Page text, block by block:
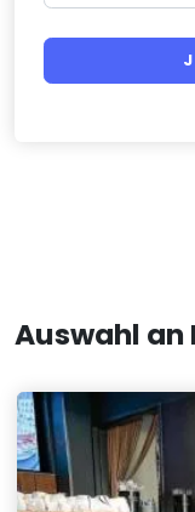
Auswahl an